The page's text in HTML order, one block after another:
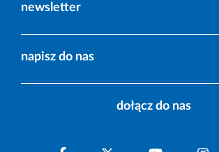
newsletter
napisz do nas
dołącz do nas